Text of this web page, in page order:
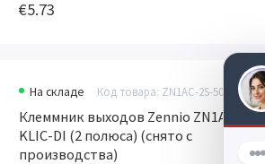
€5.73
На складе Код товара: ZN1AC-2S-508
Клеммник выходов Zennio ZN1AC-2S-
KLIC-DI (2 полюса) (снято с
производства)